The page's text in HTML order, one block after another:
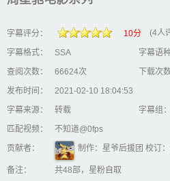
字幕评分： 10分 (4人
字幕格式：
SSA 字幕语种
查阅次数：
66624次 下载次数
发布时间：
2021-02-10 18:04:53
字幕来源：
转载 字幕组：
匹配视频：
不知道@0fps
贡献者：
制作：星爷后援团 校订
备注： 共48部，星粉自取